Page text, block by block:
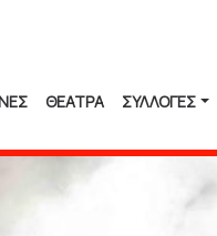
ΘΕΑΤΡΑ ΣΥΛΛΟΓΈΣ